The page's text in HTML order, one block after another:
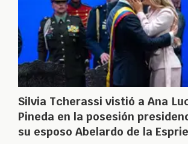
Silvia Tcherassi vistió a Ana
Pineda en la posesión
su esposo Abelardo de la